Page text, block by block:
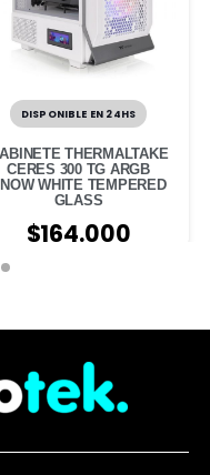
DISPONIBLE EN 24HS
THERMALTAKE
CERES 300 TG ARGB
WHITE TEMPERED
GLASS
$164.000